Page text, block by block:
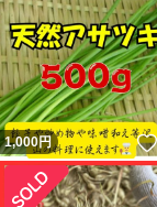
1,000円